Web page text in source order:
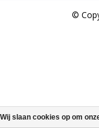
©
Wij slaan cookies op om